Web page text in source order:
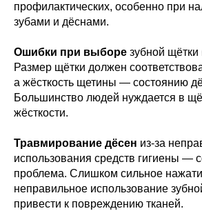
профилактических, особенно при
зубами и дёснами.
Ошибки при выборе зубной щётки
Размер щётки должен
а жёсткость щетины — состоянию
Большинство людей нуждается в
жёсткости.
Травмирование дёсен из-за
использования средств гигиены —
проблема. Слишком сильное
неправильное использование
привести к повреждению тканей.